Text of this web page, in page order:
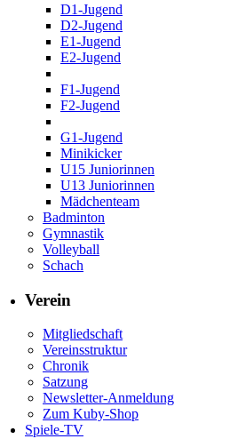
D1-Jugend
D2-Jugend
E1-Jugend
E2-Jugend
F1-Jugend
F2-Jugend
G1-Jugend
Minikicker
U15 Juniorinnen
U13 Juniorinnen
Mädchenteam
Badminton
Gymnastik
Volleyball
Schach
Verein
Mitgliedschaft
Vereinsstruktur
Chronik
Satzung
Newsletter-Anmeldung
Zum Kuby-Shop
Spiele-TV